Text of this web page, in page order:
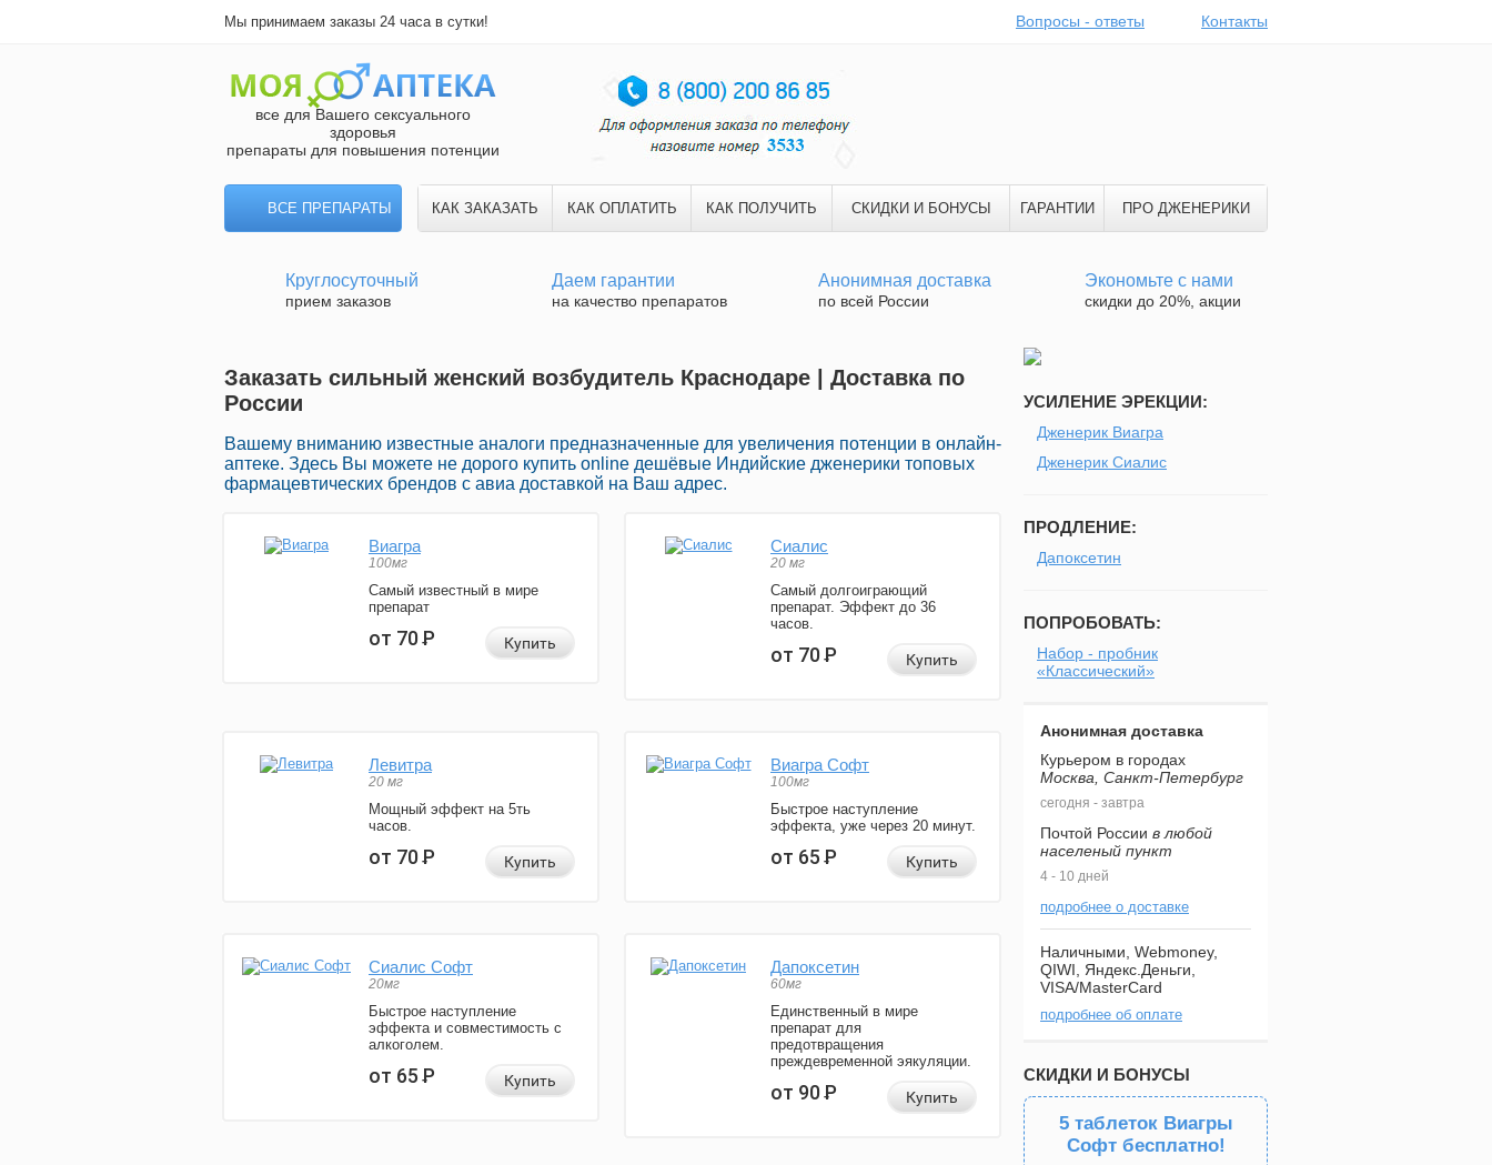
Мы принимаем заказы 24 часа в сутки! Вопросы - ответы Контакты
все для Вашего сексуального
здоровья
препараты для повышения потенции
ВСЕ ПРЕПАРАТЫ КАК ЗАКАЗАТЬ КАК ОПЛАТИТЬ КАК ПОЛУЧИТЬ СКИДКИ И БОНУСЫ ГАРАНТИИ ПРО ДЖЕНЕРИКИ
Круглосуточный
прием заказов
Даем гарантии
на качество препаратов
Анонимная доставка
по всей России
Экономьте с нами
скидки до 20%, акции
Заказать сильный женский возбудитель Краснодаре | Доставка по
России
Вашему вниманию известные аналоги предназначенные для увеличения потенции в онлайн-
аптеке. Здесь Вы можете не дорого купить online дешёвые Индийские дженерики топовых
фармацевтических брендов с авиа доставкой на Ваш адрес.
Виагра
100мг
Самый известный в мире
препарат
от 70Р Купить
Сиалис
20 мг
Самый долгоиграющий
препарат. Эффект до 36
часов.
от 70Р Купить
Левитра
20 мг
Мощный эффект на 5ть
часов.
от 70Р Купить
Виагра Софт
100мг
Быстрое наступление
эффекта, уже через 20 минут.
от 65Р Купить
Сиалис Софт
20мг
Быстрое наступление
эффекта и совместимость с
алкоголем.
от 65Р Купить
Дапоксетин
60мг
Единственный в мире
препарат для
предотвращения
преждевременной эякуляции.
от 90Р Купить
УСИЛЕНИЕ ЭРЕКЦИИ:
Дженерик Виагра
Дженерик Сиалис
ПРОДЛЕНИЕ:
Дапоксетин
ПОПРОБОВАТЬ:
Набор - пробник
«Классический»
Анонимная доставка
Курьером в городах
Москва, Санкт-Петербург
сегодня - завтра
Почтой России в любой
населеный пункт
4 - 10 дней
подробнее о доставке
Наличными, Webmoney,
QIWI, Яндекс.Деньги,
VISA/MasterCard
подробнее об оплате
СКИДКИ И БОНУСЫ
5 таблеток Виагры
Софт бесплатно!